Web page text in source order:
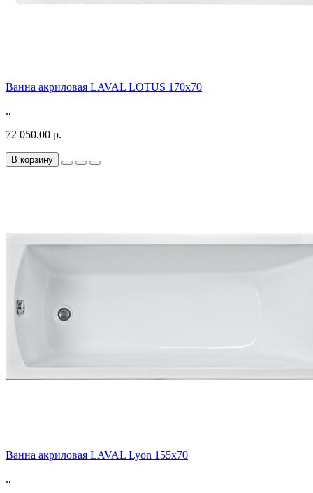
Ванна акриловая LAVAL LOTUS 170x70
..
72 050.00 р.
В корзину
Ванна акриловая LAVAL Lyon 155х70
..